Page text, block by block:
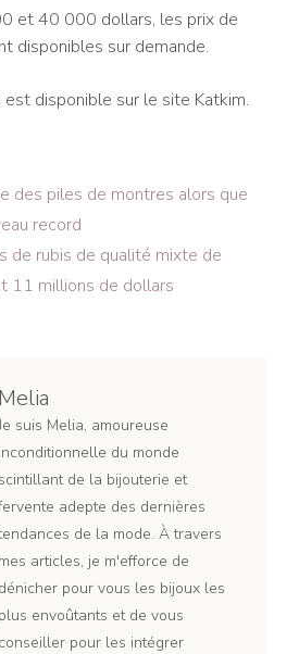
et 40 000 dollars, les prix de
disponibles sur demande.
disponible sur le site Katkim.
des piles de montres alors que
record
de rubis de qualité mixte de
11 millions de dollars
Melia
suis Melia, amoureuse
inconditionnelle du monde
scintillant de la bijouterie et
adepte des dernières
de la mode. À travers
mes articles, je m'efforce de
dénicher pour vous les bijoux les
plus envoûtants et de vous
conseiller pour les intégrer